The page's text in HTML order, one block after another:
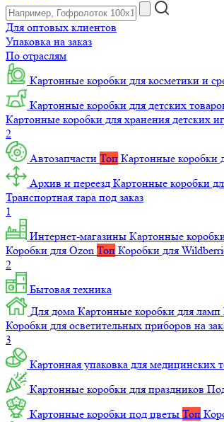
Для оптовых клиентов
Упаковка на заказ
По отраслям
Картонные коробки для косметики и
Картонные коробки для детских
Картонные коробки для хранения детских
2
Автозапчасти Топ Картонные коробки
Архив и переезд Картонные коробки
Транспортная тара под заказ
1
Интернет-магазины Картонные
Коробки для Ozon Топ Коробки для
2
Бытовая техника
Для дома Картонные коробки для ламп
Коробки для осветительных приборов на
3
Картонная упаковка для медицинских
Картонные коробки для праздников
Картонные коробки под цветы Топ